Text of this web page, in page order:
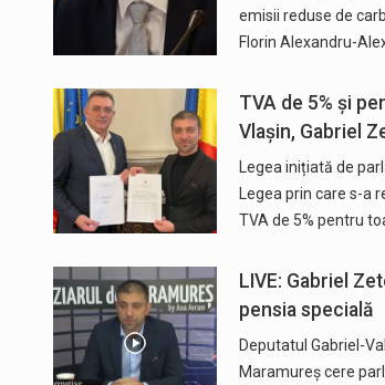
emisii reduse de
Florin Alexandru-
TVA de 5% și
Vlașin, Gabriel
Legea inițiată de
Legea prin care s-a
TVA de 5% pentru
LIVE: Gabriel
pensia specială
Deputatul Gabriel-
Maramureș cere